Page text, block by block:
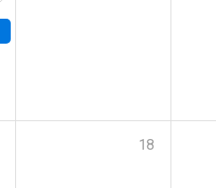
18